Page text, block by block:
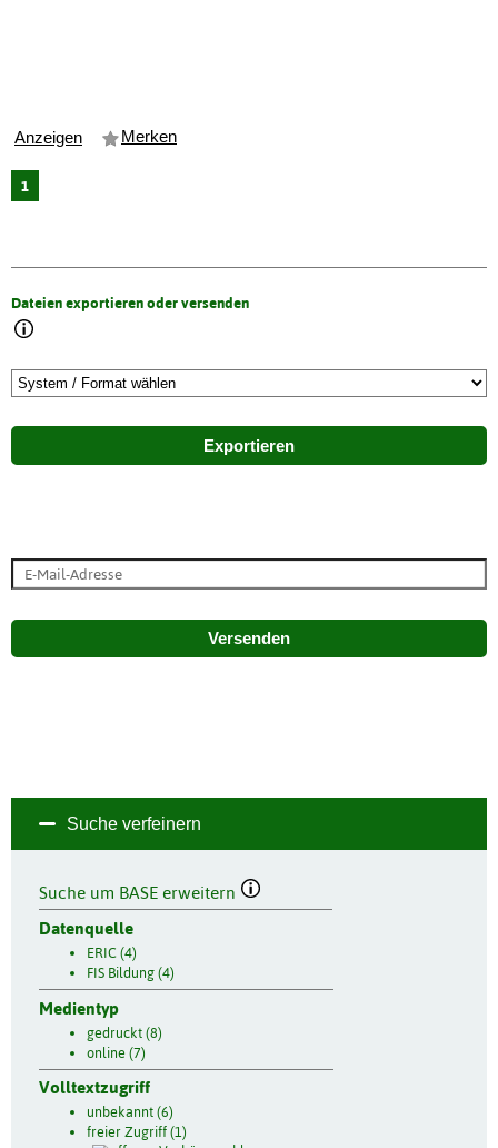
Anzeigen Merken
1
Dateien exportieren oder versenden
Exportieren
Versenden
Suche verfeinern
Suche um BASE erweitern
Datenquelle
ERIC (4)
FIS Bildung (4)
Medientyp
gedruckt (8)
online (7)
Volltextzugriff
unbekannt (6)
freier Zugriff (1)